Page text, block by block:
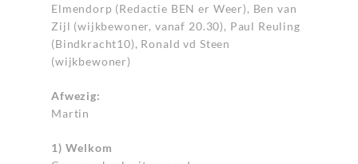
Elmendorp (Redactie BEN er Weer), Ben van
Zijl (wijkbewoner, vanaf 20.30), Paul Reuling
(Bindkracht10), Ronald vd Steen
(wijkbewoner)
Afwezig:
Martin
1) Welkom